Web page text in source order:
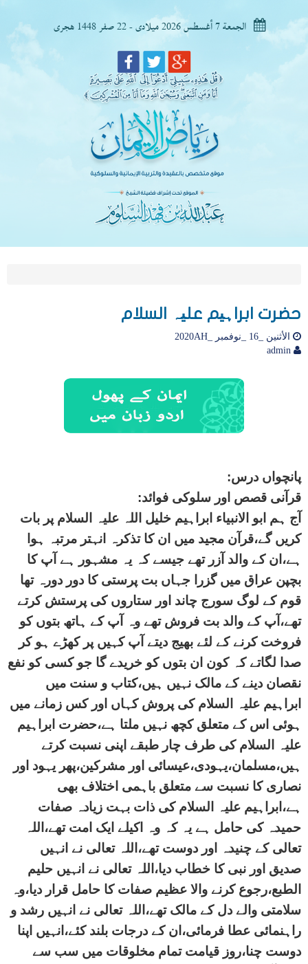
الجمعة 7 أغسطس 2026 ميلادى - 22 صفر 1448 هجرى
حضرت ابراہیم علیہ السلام
الأثنين _16 _نوفمبر _2020AH
پانچواں درس:
قرآنی قصص اور سلوکی فوائد:
آج ہم ابو الانبیاء ابراہیم خلیل اللہ علیہ السلام پر بات
کریں گے،قرآن مجید میں ان کا تذکرہ انہتر مرتبہ ہوا
ہے،ان کے والد آزر تھے جیسے کہ یہ مشہور ہے آپ کا
بچپن عراق میں گزرا جہاں بت پرستی کا دور دورہ تھا
قوم کے لوگ سورج چاند اور ستاروں کی پرستش کرتے
تھے،آپ کے والد بت فروش تھے وہ آپ کے ہاتھ بتوں کو
فروخت کرنے کے لئے بھیج دیتے آپ کہیں پر کھڑے ہو کر
صدا لگاتے کہ کون ان بتوں کو خریدے گا جو کسی کو نفع
نقصان دینے کے مالک نہیں ہیں،کتاب و سنت میں
ابراہیم علیہ السلام کی پروش کہاں اور کس زمانے میں
ہوئی اس کے متعلق کچھ نہیں ملتا ہے،حضرت ابراہیم
علیہ السلام کی طرف چار طبقے اپنی نسبت کرتے
ہیں،مسلمان،یہودی،عیسائی اور مشرکین،پھر یہود اور
نصاری کا نسبت سے متعلق باہمی اختلاف بھی
ہے،ابراہیم علیہ السلام کی ذات بہت زیادہ صفات
حمیدہ کی حامل ہے یہ کہ وہ اکیلے ایک امت تھے،اللہ
تعالی کے چنیدہ اور دوست تھے،اللہ تعالی نے انہیں
صدیق اور نبی کا خطاب دیا،اللہ تعالی نے انہیں حلیم
الطبع،رجوع کرنے والا عظیم صفات کا حامل قرار دیا،وہ
سلامتی والے دل کے مالک تھے،اللہ تعالی نے انہیں رشد و
راہنمائی عطا فرمائی،ان کے درجات بلند کئے،انہیں اپنا
دوست چنا،روز قیامت تمام مخلوقات میں سب سے